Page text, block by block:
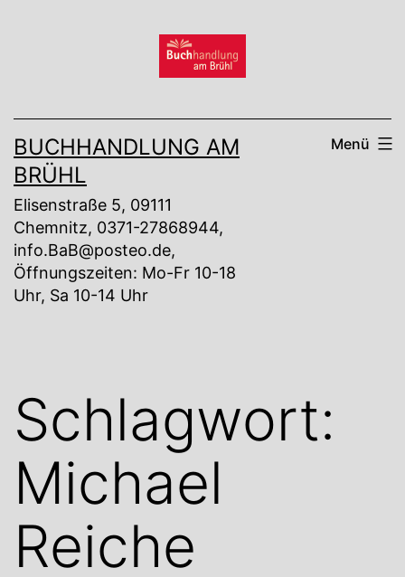
BUCHHANDLUNG AM
BRÜHL
Elisenstraße 5, 09111
Chemnitz, 0371-27868944,
info.BaB@posteo.de,
Öffnungszeiten: Mo-Fr 10-18
Uhr, Sa 10-14 Uhr
Menü
Schlagwort:
Michael
Reiche